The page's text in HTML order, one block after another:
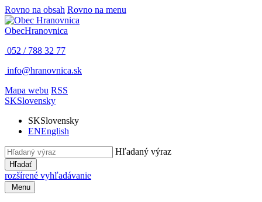
Rovno na obsah Rovno na menu
ObecHranovnica
052 / 788 32 77
info@hranovnica.sk
Mapa webu RSS
SKSlovensky
SKSlovensky
ENEnglish
Hľadaný výraz
Hľadať
rozšírené vyhľadávanie
Menu